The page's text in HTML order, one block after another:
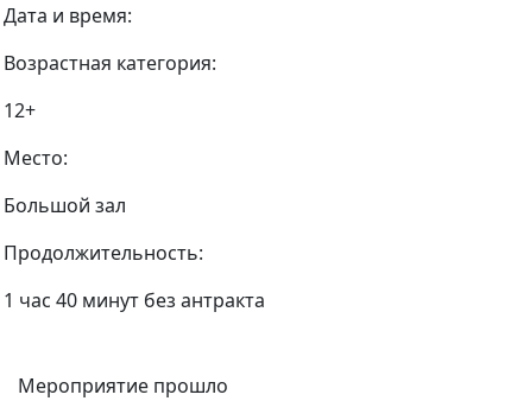
Дата и время:
Возрастная категория:
12+
Место:
Большой зал
Продолжительность:
1 час 40 минут без антракта
Мероприятие прошло